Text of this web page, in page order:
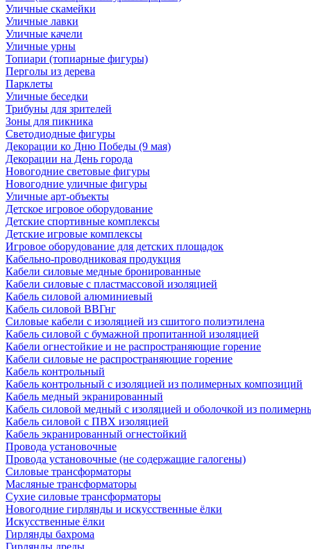
Уличные скамейки
Уличные лавки
Уличные качели
Уличные урны
Топиари (топиарные фигуры)
Перголы из дерева
Парклеты
Уличные беседки
Трибуны для зрителей
Зоны для пикника
Светодиодные фигуры
Декорации ко Дню Победы (9 мая)
Декорации на День города
Новогодние световые фигуры
Новогодние уличные фигуры
Уличные арт-объекты
Детское игровое оборудование
Детские спортивные комплексы
Детские игровые комплексы
Игровое оборудование для детских площадок
Кабельно-проводниковая продукция
Кабели силовые медные бронированные
Кабели силовые с пластмассовой изоляцией
Кабель силовой алюминиевый
Кабель силовой ВВГнг
Силовые кабели с изоляцией из сшитого полиэтилена
Кабель силовой с бумажной пропитанной изоляцией
Кабели огнестойкие и не распространяющие горение
Кабели силовые не распространяющие горение
Кабель контрольный
Кабель контрольный с изоляцией из полимерных композиций
Кабель медный экранированный
Кабель силовой медный с изоляцией и оболочкой из
Кабель силовой с ПВХ изоляцией
Кабель экранированный огнестойкий
Провода установочные
Провода установочные (не содержащие галогены)
Силовые трансформаторы
Масляные трансформаторы
Сухие силовые трансформаторы
Новогодние гирлянды и искусственные ёлки
Искусственные ёлки
Гирлянды бахрома
Гирлянды дреды